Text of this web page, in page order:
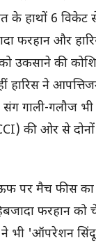
के हाथों 6 विकेट
फरहान और
उकसाने की
हारिस ने
गाली-गलौज भी
की ओर से
पर मैच फीस का
फरहान को
ने भी 'ऑपरेशन